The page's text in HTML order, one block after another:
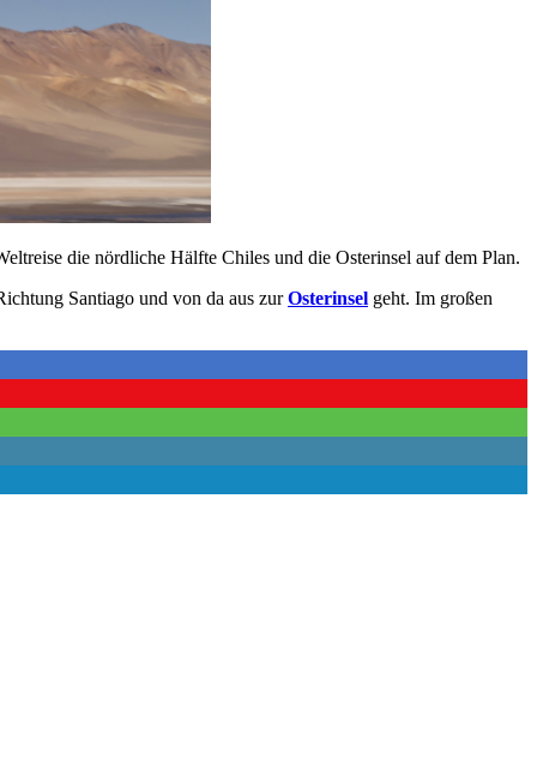
die nördliche Hälfte Chiles und die Osterinsel auf dem Plan.
Santiago und von da aus zurOsterinsel geht. Im großen